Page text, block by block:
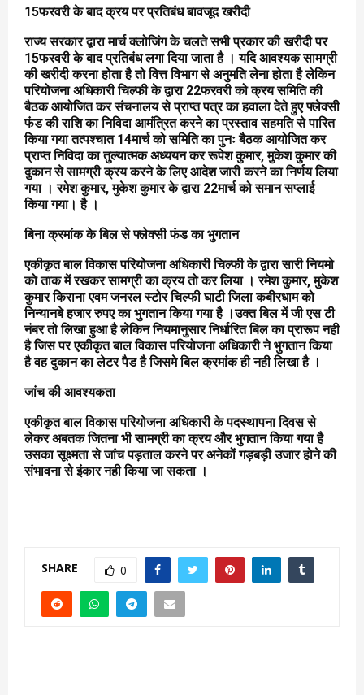
15फरवरी के बाद क्रय पर प्रतिबंध बावजूद खरीदी
राज्य सरकार द्वारा मार्च क्लोजिंग के चलते सभी प्रकार की खरीदी पर
15फरवरी के बाद प्रतिबंध लगा दिया जाता है । यदि आवश्यक सामग्री
की खरीदी करना होता है तो वित्त विभाग से अनुमति लेना होता है लेकिन
परियोजना अधिकारी चिल्फी के द्वारा 22फरवरी को क्रय समिति की
बैठक आयोजित कर संचनालय से प्राप्त पत्र का हवाला देते हुए फ्लेक्सी
फंड की राशि का निविदा आमंत्रित करने का प्रस्ताव सहमति से पारित
किया गया तत्पश्चात 14मार्च को समिति का पुनः बैठक आयोजित कर
प्राप्त निविदा का तुल्यात्मक अध्ययन कर रूपेश कुमार, मुकेश कुमार की
दुकान से सामग्री क्रय करने के लिए आदेश जारी करने का निर्णय लिया
गया । रमेश कुमार, मुकेश कुमार के द्वारा 22मार्च को समान सप्लाई
किया गया। है ।
बिना क्रमांक के बिल से फ्लेक्सी फंड का भुगतान
एकीकृत बाल विकास परियोजना अधिकारी चिल्फी के द्वारा सारी नियमो
को ताक में रखकर सामग्री का क्रय तो कर लिया । रमेश कुमार, मुकेश
कुमार किराना एवम जनरल स्टोर चिल्फी घाटी जिला कबीरधाम को
निन्यानबे हजार रुपए का भुगतान किया गया है ।उक्त बिल में जी एस टी
नंबर तो लिखा हुआ है लेकिन नियमानुसार निर्धारित बिल का प्रारूप नही
है जिस पर एकीकृत बाल विकास परियोजना अधिकारी ने भुगतान किया
है वह दुकान का लेटर पैड है जिसमे बिल क्रमांक ही नही लिखा है ।
जांच की आवश्यकता
एकीकृत बाल विकास परियोजना अधिकारी के पदस्थापना दिवस से
लेकर अबतक जितना भी सामग्री का क्रय और भुगतान किया गया है
उसका सूक्ष्मता से जांच पड़ताल करने पर अनेकों गड़बड़ी उजार होने की
संभावना से इंकार नही किया जा सकता ।
SHARE 0